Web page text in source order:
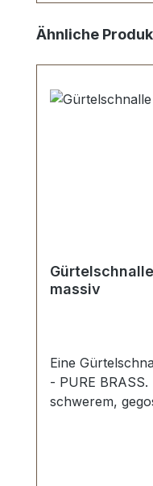
Produktgalerie
Ähnliche
Gürtelschnalle 35
massiv
Eine
- PURE
schwerem,